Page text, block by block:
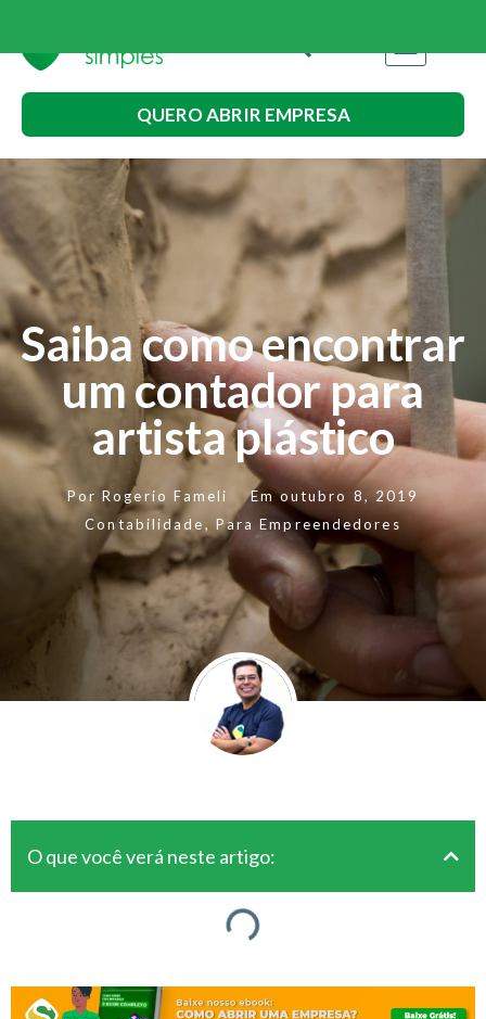
QUERO ABRIR EMPRESA
Saiba como encontrar
um contador para
artista plástico
Por Rogerio Fameli Em outubro 8, 2019
Contabilidade, Para Empreendedores
O que você verá neste artigo: